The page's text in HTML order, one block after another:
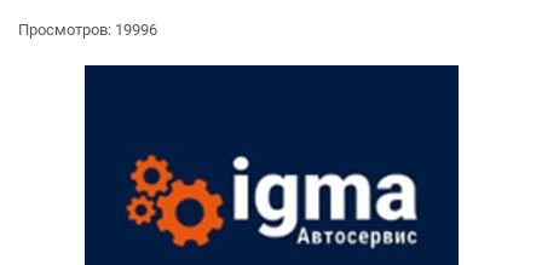
Просмотров: 19996